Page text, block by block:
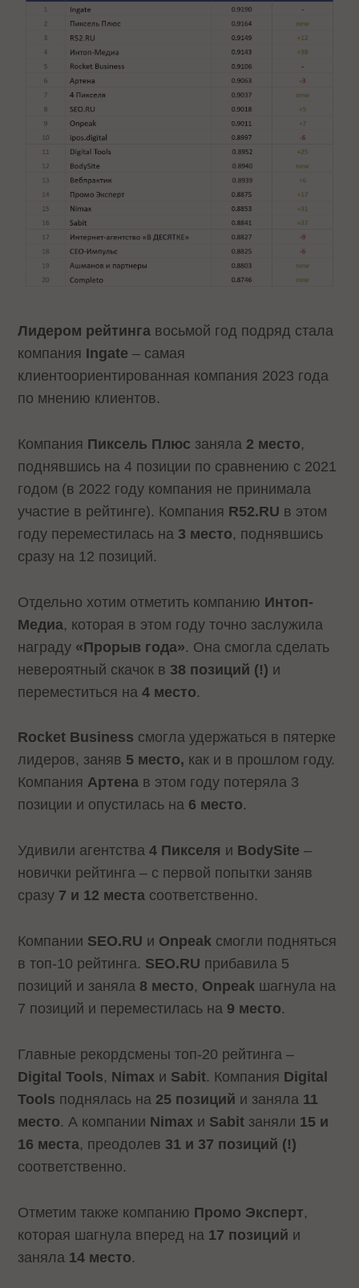
Лидером рейтинга восьмой год подряд стала
компания Ingate– самая
клиентоориентированная компания 2023 года
по мнению клиентов.
Компания Пиксель Плюс заняла 2 место,
поднявшись на 4 позиции по сравнению с 2021
годом (в 2022 году компания не принимала
участие в рейтинге). Компания R52.RU в этом
году переместилась на 3 место, поднявшись
сразу на 12 позиций.
Отдельно хотим отметить компанию Интоп-
Медиа, которая в этом году точно заслужила
награду «Прорыв года». Она смогла сделать
невероятный скачок в 38 позиций (!) и
переместиться на4 место.
Rocket Business смогла удержаться в пятерке
лидеров, заняв 5 место, как и в прошлом году.
Компания Артена в этом году потеряла 3
позиции и опустилась на 6 место.
Удивили агентства4 Пикселя и BodySite –
новички рейтинга – с первой попытки заняв
сразу 7 и 12 места соответственно.
Компании SEO.RU и Onpeak смогли подняться
в топ-10 рейтинга. SEO.RU прибавила 5
позиций и заняла 8 место, Onpeak шагнула на
7 позиций и переместилась на 9 место.
Главные рекордсмены топ-20 рейтинга –
Digital Tools, Nimax и Sabit. Компания Digital
Tools поднялась на 25 позиций и заняла 11
место. А компании Nimax и Sabit заняли 15 и
16 места, преодолев 31 и 37 позиций (!)
соответственно.
Отметим также компанию Промо Эксперт,
которая шагнула вперед на 17 позиций и
заняла 14 место.